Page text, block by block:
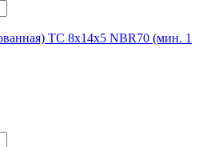
TC 8х14х5 NBR70 (мин. 1